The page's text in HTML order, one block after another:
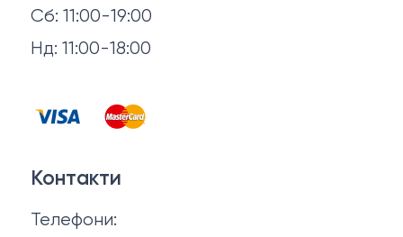
Сб: 11:00-19:00
Нд: 11:00-18:00
Тумби та комоди
Повернення й обмін
Відгуки
Контакти
Політика конфіденційності
Контакти
Телефони: